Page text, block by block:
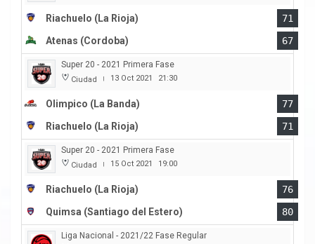
Riachuelo (La Rioja)
71
Atenas (Cordoba)
67
Super 20 - 2021 Primera Fase
Ciudad | 13 Oct 2021 21:30
Olimpico (La Banda)
77
Riachuelo (La Rioja)
71
Super 20 - 2021 Primera Fase
Ciudad | 15 Oct 2021 19:00
Riachuelo (La Rioja)
76
Quimsa (Santiago del Estero)
80
Liga Nacional - 2021/22 Fase Regular